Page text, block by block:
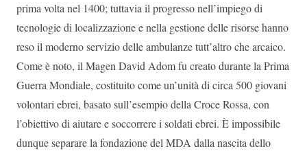
prima volta nel 1400; tuttavia il progresso nell’impiego di
tecnologie di localizzazione e nella gestione delle risorse hanno
reso il moderno servizio delle ambulanze tutt’altro che arcaico.
Come è noto, il Magen David Adom fu creato durante la Prima
Guerra Mondiale, costituito come un’unità di circa 500 giovani
volontari ebrei, basato sull’esempio della Croce Rossa, con
l’obiettivo di aiutare e soccorrere i soldati ebrei. È impossibile
dunque separare la fondazione del MDA dalla nascita dello